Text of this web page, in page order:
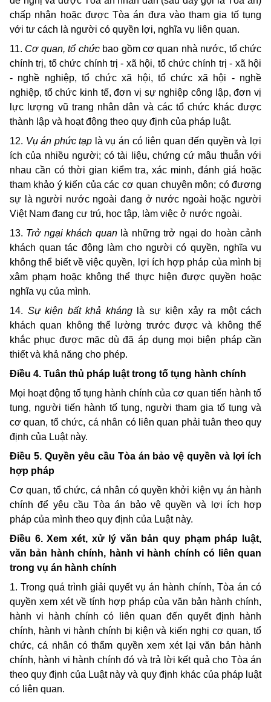
chấp nhận hoặc được Tòa án đưa vào tham gia tố tụng
với tư cách là người có quyền lợi, nghĩa vụ liên quan.
11. Cơ quan, tổ chứcbao gồm cơ quan nhà nước, tổ chức
chính trị, tổ chức chính trị - xã hội, tổ chức chính trị - xã hội
- nghề nghiệp, tổ chức xã hội, tổ chức xã hội - nghề
nghiệp, tổ chức kinh tế, đơn vị sự nghiệp công lập, đơn vị
lực lượng vũ trang nhân dân và các tổ chức khác được
thành lập và hoạt động theo quy định của pháp luật.
12. Vụ án phức tạp là vụ án có liên quan đến quyền và lợi
ích của nhiều người; có tài liệu, chứng cứ mâu thuẫn với
nhau cần có thời gian kiểm tra, xác minh, đánh giá hoặc
tham khảo ý kiến của các cơ quan chuyên môn; có đương
sự là người nước ngoài đang ở nước ngoài hoặc người
Việt Nam đang cư trú, học tập, làm việc ở nước ngoài.
13. Trở ngại khách quanlà những trở ngại do hoàn cảnh
khách quan tác động làm cho người có quyền, nghĩa vụ
không thể biết về việc quyền, lợi ích hợp pháp của mình bị
xâm phạm hoặc không thể thực hiện được quyền hoặc
nghĩa vụ của mình.
14. Sự kiện bất khả khánglà sự kiện xảy ra một cách
khách quan không thể lường trước được và không thể
khắc phục được mặc dù đã áp dụng mọi biện pháp cần
thiết và khả năng cho phép.
Điều 4. Tuân thủ pháp luật trong tố tụng hành chính
Mọi hoạt động tố tụng hành chính của cơ quan tiến hành tố
tụng, người tiến hành tố tụng, người tham gia tố tụng và
cơ quan, tổ chức, cá nhân có liên quan phải tuân theo quy
định của Luật này.
Điều 5. Quyền yêu cầu Tòa án bảo vệ quyền và lợi ích
hợp pháp
Cơ quan, tổ chức, cá nhân có quyền khởi kiện vụ án hành
chính để yêu cầu Tòa án bảo vệ quyền và
lợi ích hợp
pháp của mình theo quy định của Luật này.
Điều 6. Xem xét, xử lý văn bản quy phạm pháp luật,
văn bản hành chính, hành vi hành chính có liên quan
trong vụ án hành chính
1. Trong quá trình giải quyết vụ án hành chính, Tòa án có
quyền xem xét về tính hợp pháp của văn bản hành chính,
hành vi hành chính có liên quan đến quyết định hành
chính, hành vi hành chính bị kiện và kiến nghị cơ quan, tổ
chức, cá nhân có thẩm quyền xem xét lại văn bản hành
chính, hành vi hành chính đó và trả lời kết quả cho Tòa án
theo quy định của Luật này và quy định khác của pháp luật
có liên quan.